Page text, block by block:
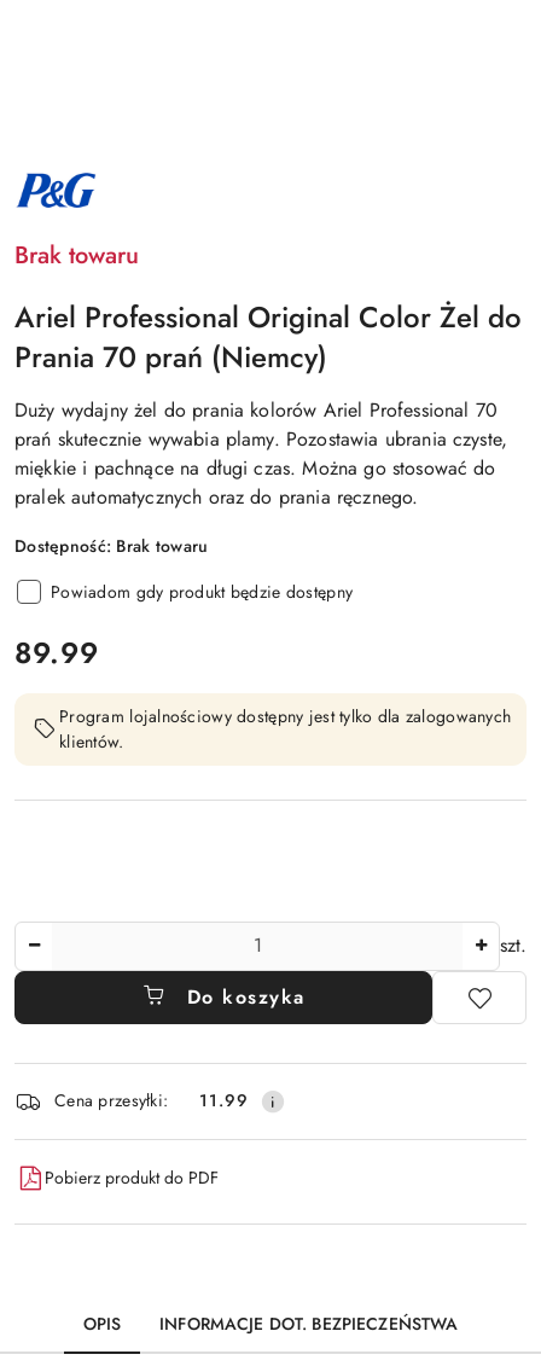
NAZWA
PRODUCENTA:
PROCTER
GAMBLE
Brak towaru
Ariel Professional Original Color Żel do
Prania 70 prań (Niemcy)
Duży wydajny żel do prania kolorów Ariel Professional 70
prań skutecznie wywabia plamy. Pozostawia ubrania czyste,
miękkie i pachnące na długi czas. Można go stosować do
pralek automatycznych oraz do prania ręcznego.
Dostępność: Brak towaru
Powiadom gdy produkt będzie dostępny
cena:
89.99
Program lojalnościowy dostępny jest tylko dla zalogowanych
klientów.
szt.
Do koszyka
Dostępność
i
dostawa
Cena przesyłki: 11.99
Pobierz produkt do PDF
OPIS INFORMACJE DOT. BEZPIECZEŃSTWA